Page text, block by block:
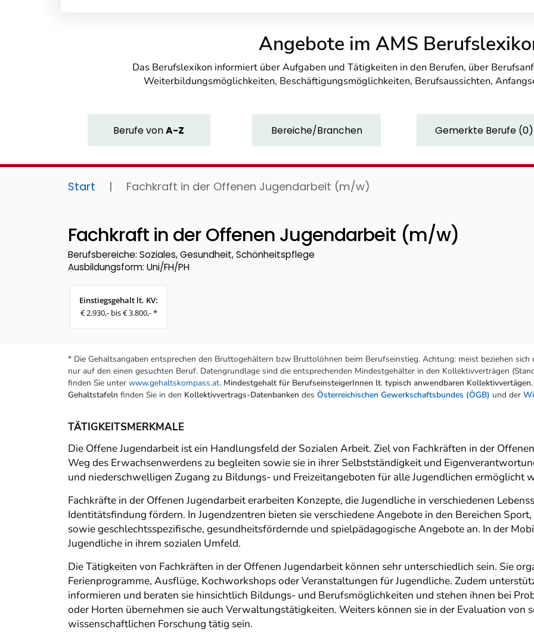
Angebote im AMS
Das Berufslexikon informiert über Aufgaben und Tätigkeiten in den Berufen, über
Weiterbildungsmöglichkeiten, Beschäftigungsmöglichkeiten, Berufsaussichten,
BerufevonA-Z Bereiche/Branchen Gemerkte Berufe (0)
Start | Fachkraft in der Offenen Jugendarbeit (m/w)
Fachkraft in der Offenen Jugendarbeit (m/w)
Berufsbereiche: Soziales, Gesundheit, Schönheitspflege
Ausbildungsform: Uni/FH/PH
Einstiegsgehalt lt. KV:
€ 2.930,- bis € 3.800,- *
* Die Gehaltsangaben entsprechen den Bruttogehältern bzw Bruttolöhnen beim Berufseinstieg. Achtung: meist beziehen
nur auf den einen gesuchten Beruf. Datengrundlage sind die entsprechenden Mindestgehälter in den Kollektivverträgen
finden Sie unter www.gehaltskompass.at. Mindestgehalt für BerufseinsteigerInnen lt. typisch anwendbaren Kollektivvertägen.
Gehaltstafeln finden Sie in den Kollektivvertrags-Datenbanken des Österreichischen Gewerkschaftsbundes (ÖGB) und der
TÄTIGKEITSMERKMALE
Die Offene Jugendarbeit ist ein Handlungsfeld der Sozialen Arbeit. Ziel von Fachkräften in der
Weg des Erwachsenwerdens zu begleiten sowie sie in ihrer Selbstständigkeit und
und niederschwelligen Zugang zu Bildungs- und Freizeitangeboten für alle Jugendlichen ermöglicht
Fachkräfte in der Offenen Jugendarbeit erarbeiten Konzepte, die Jugendliche in verschiedenen
Identitätsfindung fördern. In Jugendzentren bieten sie verschiedene Angebote in den Bereichen
sowie geschlechtsspezifische, gesundheitsfördernde und spielpädagogische Angebote an. In der
Jugendliche in ihrem sozialen Umfeld.
Die Tätigkeiten von Fachkräften in der Offenen Jugendarbeit können sehr unterschiedlich sein. Sie
Ferienprogramme, Ausflüge, Kochworkshops oder Veranstaltungen für Jugendliche. Zudem
informieren und beraten sie hinsichtlich Bildungs- und Berufsmöglichkeiten und stehen ihnen bei
oder Horten übernehmen sie auch Verwaltungstätigkeiten. Weiters können sie in der Evaluation von
wissenschaftlichen Forschung tätig sein.